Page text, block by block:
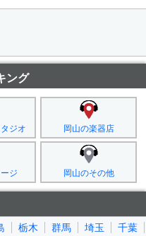
ング
ジオ 岡山の楽器店
ジ 岡山のその他
栃木 群馬 埼玉
千葉